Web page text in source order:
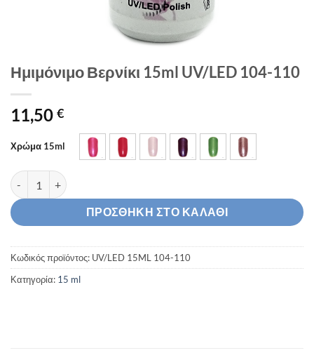
Ημιμόνιμο Βερνίκι 15ml UV/LED 104-110
11,50 €
Χρώμα 15ml
Ημιμόνιμο Βερνίκι 15ml UV/LED 104-110 ποσότητα
ΠΡΟΣΘΉΚΗ ΣΤΟ ΚΑΛΆΘΙ
Κωδικός προϊόντος: UV/LED 15ML 104-110
Κατηγορία: 15 ml